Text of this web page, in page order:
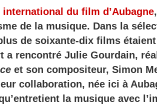
international du film d’Aubagne
de la musique. Dans la
de soixante-dix films
a rencontré Julie Gourdain,
et son compositeur, Simon
collaboration, née ici à
la musique avec